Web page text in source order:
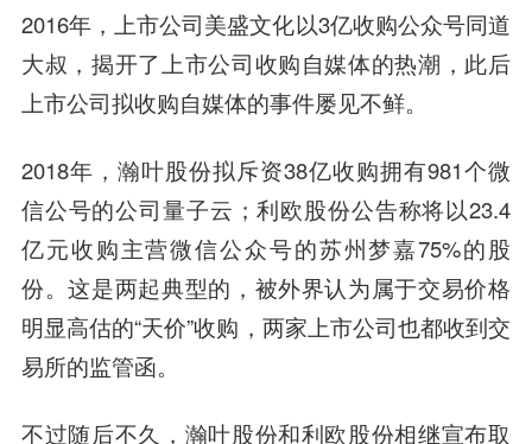
2016年，上市公司美盛文化以3亿收购公众号同道
大叔，揭开了上市公司收购自媒体的热潮，此后
上市公司拟收购自媒体的事件屡见不鲜。
2018年，瀚叶股份拟斥资38亿收购拥有981个微
信公号的公司量子云；利欧股份公告称将以23.4
亿元收购主营微信公众号的苏州梦嘉75%的股
份。这是两起典型的，被外界认为属于交易价格
明显高估的“天价”收购，两家上市公司也都收到交
易所的监管函。
不过随后不久，瀚叶股份和利欧股份相继宣布取